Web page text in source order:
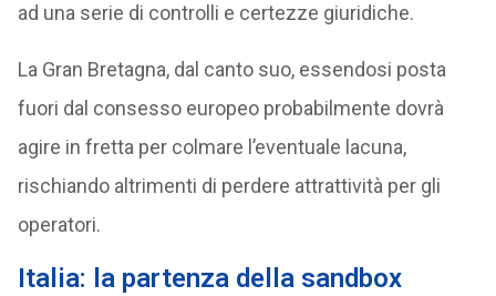
ad una serie di controlli e certezze giuridiche.
La Gran Bretagna, dal canto suo, essendosi posta
fuori dal consesso europeo probabilmente dovrà
agire in fretta per colmare l’eventuale lacuna,
rischiando altrimenti di perdere attrattività per gli
operatori.
Italia: la partenza della sandbox